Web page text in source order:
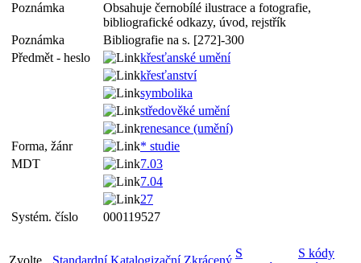
Poznámka
Obsahuje černobílé ilustrace a fotografie,
bibliografické odkazy, úvod, rejstřík
Poznámka
Bibliografie na s. [272]-300
Předmět - heslo
křesťanské umění
křesťanství
symbolika
středověké umění
renesance (umění)
Forma, žánr
* studie
MDT
7.03
7.04
27
Systém. číslo
000119527
Zvolte Standardní Katalogizační Zkrácený
S
S kódy